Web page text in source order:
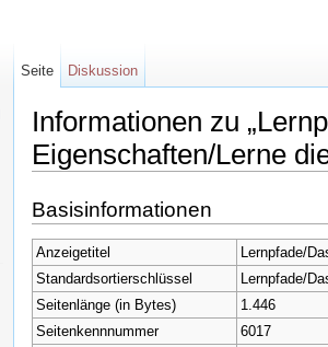
Informationen zu
Eigenschaften/Lerne
Basisinformationen
Anzeigetitel
Lernpfade/
Standardsortierschlüssel
Lernpfade/
Seitenlänge (in Bytes)
1.446
Seitenkennnummer
6017
Seite Diskussion